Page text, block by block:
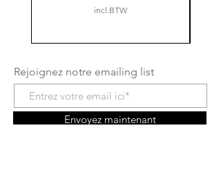
incl.BTW
Rejoignez notre emailing list
Envoyez maintenant